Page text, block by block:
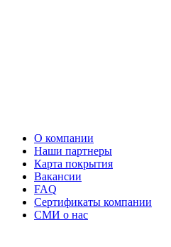
О компании
Наши партнеры
Карта покрытия
Вакансии
FAQ
Сертификаты компании
СМИ о нас